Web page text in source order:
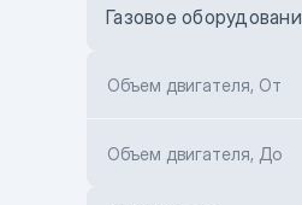
Toyota Kokshetau
Hyundai ShymCity
Газовое
Объем двигателя, От
Объем двигателя, До